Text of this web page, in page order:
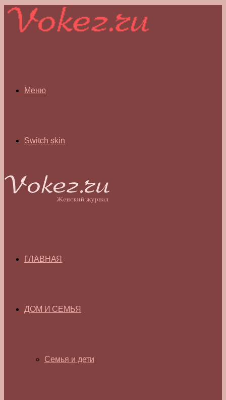
Меню
Switch skin
ГЛАВНАЯ
ДОМ И СЕМЬЯ
Семья и дети